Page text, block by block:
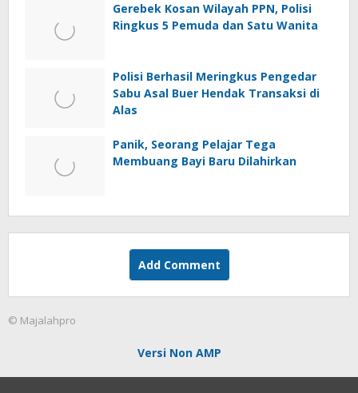
Gerebek Kosan Wilayah PPN, Polisi
Ringkus 5 Pemuda dan Satu Wanita
Polisi Berhasil Meringkus Pengedar
Sabu Asal Buer Hendak Transaksi di
Alas
Panik, Seorang Pelajar Tega
Membuang Bayi Baru Dilahirkan
Add Comment
© Majalahpro
Versi Non AMP